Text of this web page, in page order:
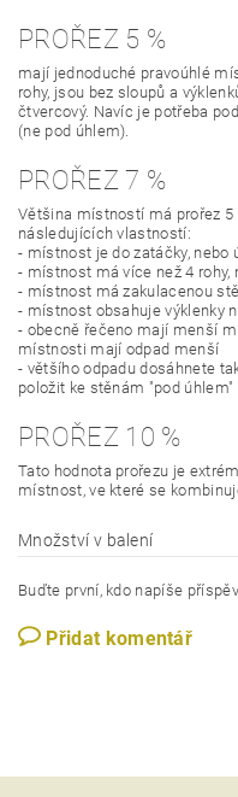
PROŘEZ 5 %
mají jednoduché pravoúhlé
rohy, jsou bez sloupů a
čtvercový. Navíc je potřeba
(ne pod úhlem).
PROŘEZ 7 %
Většina místností má prořez 5
následujících vlastností:
- místnost je do zatáčky, nebo
- místnost má více než 4 rohy,
- místnost má zakulacenou
- místnost obsahuje výklenky
- obecně řečeno mají menší
místnosti mají odpad menší
- většího odpadu dosáhnete
položit ke stěnám "pod úhlem"
PROŘEZ 10 %
Tato hodnota prořezu je
místnost, ve které se
Množství v balení
Buďte první, kdo napíše
Přidat komentář